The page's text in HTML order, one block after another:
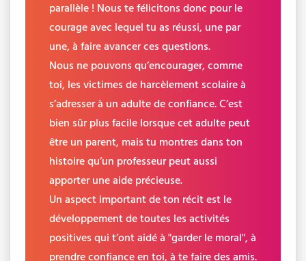
parallèle ! Nous te félicitons donc pour le
courage avec lequel tu as réussi, une par
une, à faire avancer ces questions.
Nous ne pouvons qu’encourager, comme
toi, les victimes de harcèlement scolaire à
s’adresser à un adulte de confiance. C’est
bien sûr plus facile lorsque cet adulte peut
être un parent, mais tu montres dans ton
histoire qu’un professeur peut aussi
apporter une aide précieuse.
Un aspect important de ton récit est le
développement de toutes les activités
positives qui t’ont aidé à "garder le moral", à
prendre confiance en toi, à te faire des amis.